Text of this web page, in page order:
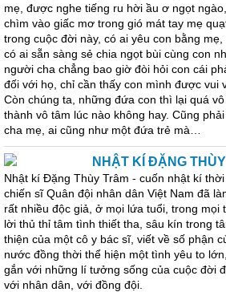
mẹ, được nghe tiếng ru hời ầu ơ ngọt
chìm vào giấc mơ trong gió mát tay mẹ
trong cuộc đời này, có ai yêu con bằng
có ai sẵn sàng sẻ chia ngọt bùi cùng con
người cha chẳng bao giờ đòi hỏi con cái
đối với họ, chỉ cần thấy con mình được vui
Còn chúng ta, những đứa con thì lại quá
thành vô tâm lúc nào không hay. Cũng
cha mẹ, ai cũng như một đứa trẻ mà…
NHẬT KÍ ĐẶNG
Nhật kí Đặng Thùy Trâm - cuốn nhật kí
chiến sĩ Quân đội nhân dân Việt Nam đã
rất nhiều độc giả, ở mọi lứa tuổi, trong mọi
lời thủ thỉ tâm tình thiết tha, sâu kín trong
thiện của một cô y bác sĩ, viết về số phận
nước đồng thời thể hiện một tình yêu to
gắn với những lí tưởng sống của cuộc đời
với nhân dân, với đồng đội.